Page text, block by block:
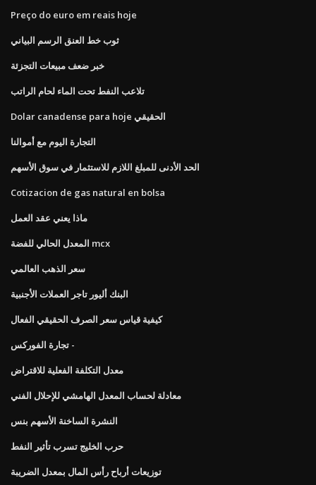
Preço do euro em reais hoje
ثوب خط العنق الرسم البياني
خبر ضعف مبيعات التجزئة
تلاعب النفط تحت الماء لحام الراتب
Dolar canadense para hoje الحقيقي
التجارة اليوم مع أموالنا
الحد الأدنى للمبلغ اللازم للاستثمار في سوق الأسهم
Cotizacion de gas natural en bolsa
ماذا يعني عقد العمل
المعدل الحالي للفضة mcx
سعر الذهب العالمي
البنك أليور تاجر العملات الأجنبية
كيفية قياس سعر الصرف الحقيقي الفعال
تجارة الفوركس -
معدل التكلفة الفعلية للاقتراض
معادلة لحساب المعدل الهامشي للإحلال الفني
النشرة الساخنة الأسهم بنس
حرب الخليج تسرب تأثير النفط
توزيعات أرباح رأس المال بمعدل الضريبة